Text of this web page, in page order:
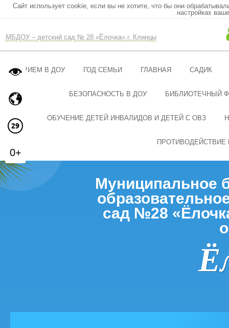
Сайт использует cookie, если вы не хотите, что бы они
настройках
МБДОУ – детский сад № 28 «Ёлочка» г. Клинцы
ПРИЕМ В ДОУ ГОД СЕМЬИ ГЛАВНАЯ САДИК
БЕЗОПАСНОСТЬ В ДОУ БИБЛИОТЕЧНЫЙ
ОБУЧЕНИЕ ДЕТЕЙ ИНВАЛИДОВ И ДЕТЕЙ С ОВЗ
ПРОТИВОДЕЙСТВИЕ
Муниципальное
сад №28
0+